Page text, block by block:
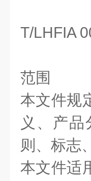
T/LHFIA
范围
本文件规
义、产
则、标志
本文件适